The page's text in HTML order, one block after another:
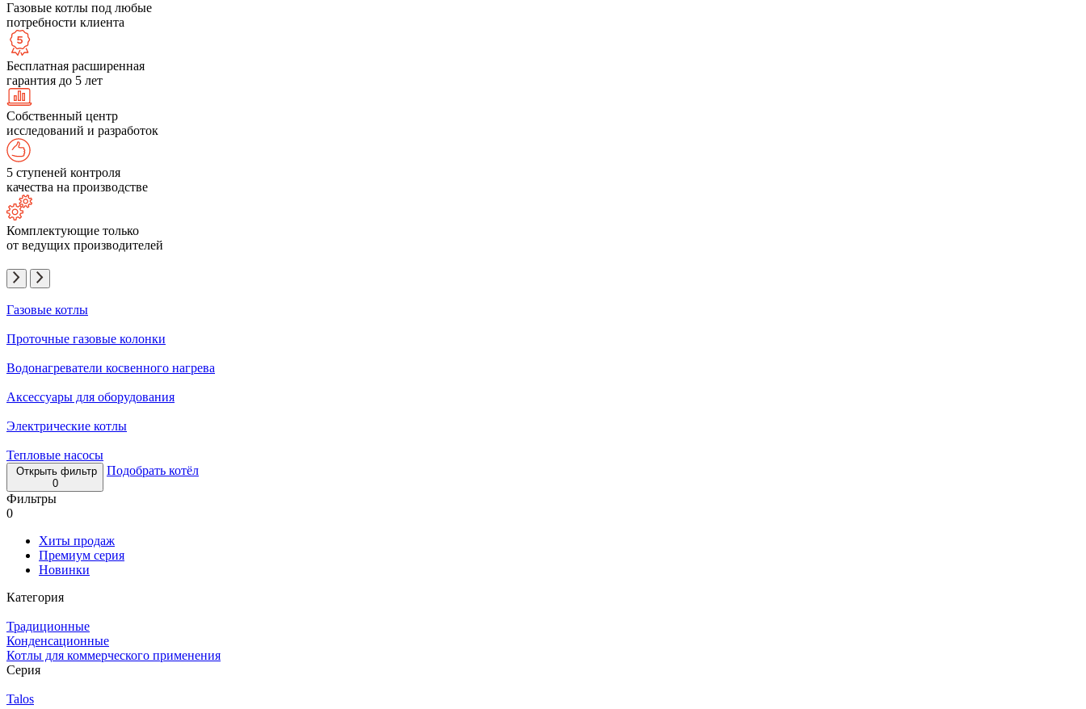
Газовые котлы под любые
потребности клиента
Бесплатная расширенная
гарантия до 5 лет
Собственный центр
исследований и разработок
5 ступеней контроля
качества на производстве
Комплектующие только
от ведущих производителей
Газовые котлы
Проточные газовые колонки
Водонагреватели косвенного нагрева
Аксессуары для оборудования
Электрические котлы
Тепловые насосы
Открыть фильтр
0
Подобрать котёл
Фильтры
0
Хиты продаж
Премиум серия
Новинки
Категория
Традиционные
Конденсационные
Котлы для коммерческого применения
Серия
Talos